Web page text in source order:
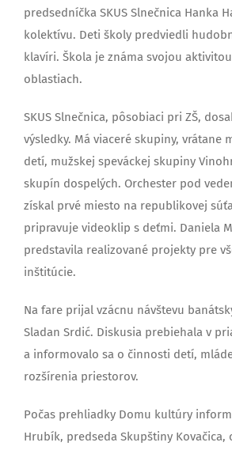
predsedníčka SKUS Slnečnica Hanka
kolektívu. Deti školy predviedli
klavíri. Škola je známa svojou
oblastiach.
SKUS Slnečnica, pôsobiaci pri ZŠ,
výsledky. Má viaceré skupiny, vrátane
detí, mužskej speváckej skupiny
skupín dospelých. Orchester pod
získal prvé miesto na republikovej
pripravuje videoklip s deťmi. Daniela
predstavila realizované projekty pre
inštitúcie.
Na fare prijal vzácnu návštevu
Sladan Srdić. Diskusia prebiehala v
a informovalo sa o činnosti detí,
rozšírenia priestorov.
Počas prehliadky Domu kultúry
Hrubík, predseda Skupštiny Kovačica,